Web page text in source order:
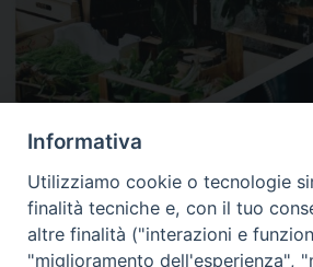
Condividi…
Informativa
Utilizziamo cookie o tecnologie
finalità tecniche e, con il tuo
altre finalità ("interazioni e
"miglioramento dell'esperienza",